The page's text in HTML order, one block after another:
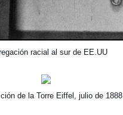
racial al sur de EE.UU
de la Torre Eiffel, julio de 1888